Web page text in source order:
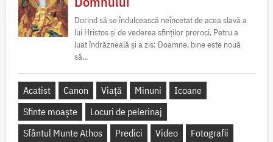
Dorind să se îndulcească neîncetat de acea slavă a
lui Hristos și de vederea sfinților proroci, Petru a
luat îndrăzneală și a zis: Doamne, bine este nouă
să...
Acatist Canon Viață Minuni
Icoane
Sfinte moaște
Locuri de pelerinaj
Sfântul Munte Athos
Predici Video Fotografii